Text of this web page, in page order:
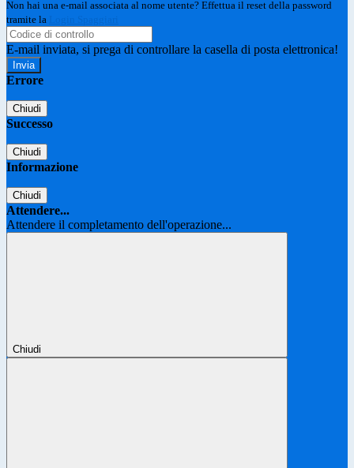
Non hai una e-mail associata al nome utente? Effettua il reset della password
tramite la
Login Spaggiari
E-mail inviata, si prega di controllare la casella di posta elettronica!
Errore
Chiudi
Successo
Chiudi
Informazione
Chiudi
Attendere...
Attendere il completamento dell'operazione...
Chiudi